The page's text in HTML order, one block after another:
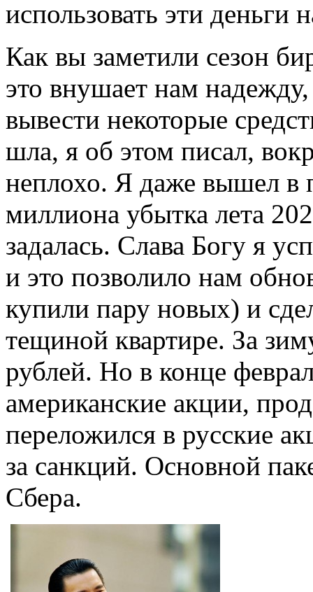
использовать эти деньги
Как вы заметили сезон
это внушает нам
вывести некоторые
шла, я об этом писал,
неплохо. Я даже вышел в
миллиона убытка лета
задалась. Слава Богу я
и это позволило нам
купили пару новых) и
тещиной квартире. За
рублей. Но в конце
американские акции,
переложился в русские
за санкций. Основной
Сбера.